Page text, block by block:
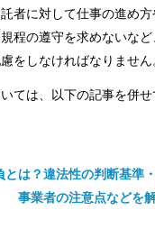
者に対して仕事の進め
程の遵守を求めないなど
をしなければなりません
ては、以下の記事を併せ
とは？違法性の判断基準
事業者の注意点などを